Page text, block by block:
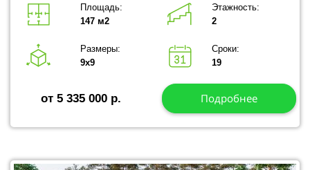
Площадь:
147 м2
Этажность:
2
Размеры:
9х9
Сроки:
19
от 5 335 000 р. Подробнее